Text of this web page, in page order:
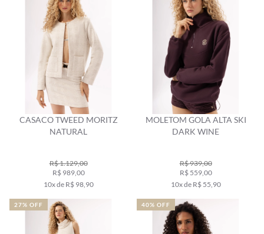
CASACO TWEED MORITZ
NATURAL
R$ 1.129,00
R$ 989,00
10x de R$ 98,90
MOLETOM GOLA ALTA SKI
DARK WINE
R$ 939,00
R$ 559,00
10x de R$ 55,90
27% OFF 40% OFF